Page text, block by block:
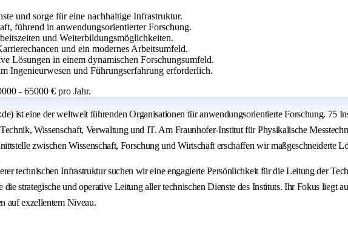
und sorge für eine nachhaltige Infrastruktur.
führend in anwendungsorientierter Forschung.
und Weiterbildungsmöglichkeiten.
und ein modernes Arbeitsumfeld.
Lösungen in einem dynamischen Forschungsumfeld.
Ingenieurwesen und Führungserfahrung erforderlich.
- 65000 € pro Jahr.
ist eine der weltweit führenden Organisationen für anwendungsorientierte Forschung. 75
Wissenschaft, Verwaltung und IT. Am Fraunhofer-Institut für Physikalische
zwischen Wissenschaft, Forschung und Wirtschaft erschaffen wir maßgeschneiderte
technischen Infrastruktur suchen wir eine engagierte Persönlichkeit für die Leitung der
strategische und operative Leitung aller technischen Dienste des Instituts. Ihr Fokus liegt
auf exzellentem Niveau.